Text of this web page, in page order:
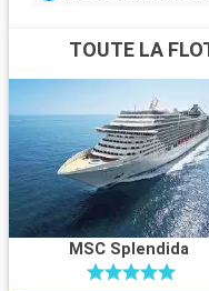
TOUTE LA
MSC Splendida